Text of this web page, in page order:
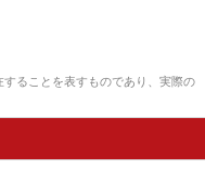
ることを表すものであり、実際の